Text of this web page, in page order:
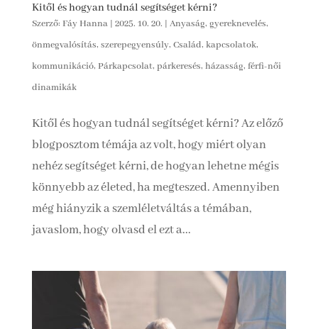
Kitől és hogyan tudnál segítséget kérni?
Szerző: Fáy Hanna| 2025. 10. 20. | Anyaság, gyereknevelés,
önmegvalósítás, szerepegyensúly, Család, kapcsolatok,
kommunikáció, Párkapcsolat, párkeresés, házasság, férfi-női
dinamikák
Kitől és hogyan tudnál segítséget kérni? Az előző
blogposztom témája az volt, hogy miért olyan
nehéz segítséget kérni, de hogyan lehetne mégis
könnyebb az életed, ha megteszed. Amennyiben
még hiányzik a szemléletváltás a témában,
javaslom, hogy olvasd el ezt a...